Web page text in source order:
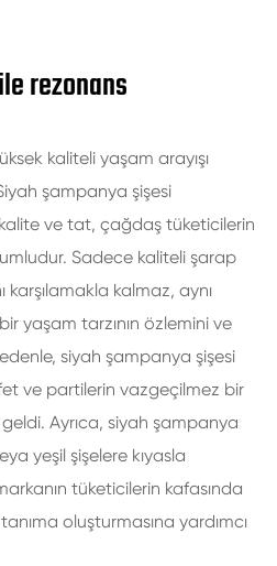
rezonans
kaliteli yaşam arayışı
şampanya şişesi
ve tat, çağdaş tüketicilerin
Sadece kaliteli şarap
karşılamakla kalmaz, aynı
yaşam tarzının özlemini ve
siyah şampanya şişesi
ve partilerin vazgeçilmez bir
Ayrıca, siyah şampanya
yeşil şişelere kıyasla
tüketicilerin kafasında
oluşturmasına yardımcı